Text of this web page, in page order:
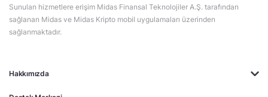
Hakkımızda
Sunulan hizmetlere erişim Midas Finansal Teknolojiler A.Ş. tarafından
sağlanan Midas ve Midas Kripto mobil uygulamaları üzerinden
sağlanmaktadır.